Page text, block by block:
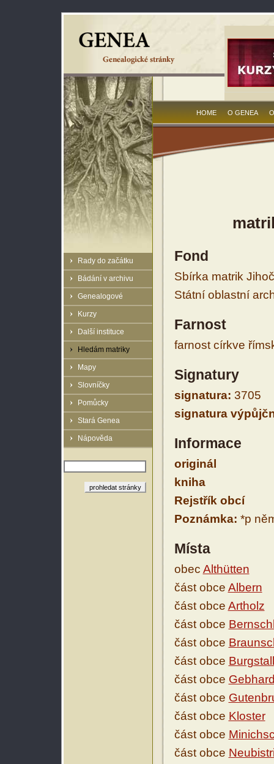
Rady do začátku
Bádání v archivu
Genealogové
Kurzy
Další instituce
Hledám matriky
Mapy
Slovníčky
Pomůcky
Stará Genea
Nápověda
HOME O GENEA
Fond
Sbírka matrik
Státní oblastní
Farnost
farnost církve
Signatury
signatura: 3705
signatura
Informace
originál
kniha
Rejstřík obcí
Poznámka: *p
Místa
obec Althütten
část obce Albern
část obce Artholz
část obce
část obce
část obce Burgstall
část obce
část obce
část obce Kloster
část obce
část obce